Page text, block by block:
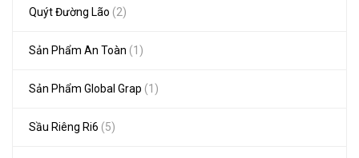
Quýt Đường Lão (2)
Sản Phẩm An Toàn (1)
Sản Phẩm Global Grap (1)
Sầu Riêng Ri6 (5)